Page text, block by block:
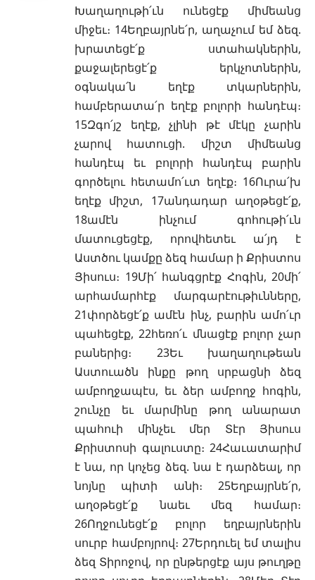
Խաղաղութի՛ւն ունեցէք միմեանց
միջեւ։ 14Եղբայրնե՛ր, աղաչում եմ ձեզ.
խրատեցէ՛ք ստահակներին,
քաջալերեցէ՛ք երկչոտներին,
օգնակա՛ն եղէք տկարներին,
համբերատա՛ր եղէք բոլորի հանդէպ։
15Զգո՛յշ եղէք, չլինի թէ մէկը չարին
չարով հատուցի. միշտ միմեանց
հանդէպ եւ բոլորի հանդէպ բարին
գործելու հետամո՛ւտ եղէք։ 16Ուրա՛խ
եղէք միշտ, 17անդադար աղօթեցէ՛ք,
18ամէն ինչում գոհութի՛ւն
մատուցեցէք, որովհետեւ ա՛յդ է
Աստծու կամքը ձեզ համար ի Քրիստոս
Յիսուս։ 19Մի՛ հանգցրէք Հոգին, 20մի՛
արհամարհէք մարգարէութիւնները,
21փորձեցէ՛ք ամէն ինչ, բարին ամո՛ւր
պահեցէք, 22հեռո՛ւ մնացէք բոլոր չար
բաներից։ 23Եւ խաղաղութեան
Աստուածն ինքը թող սրբացնի ձեզ
ամբողջապէս, եւ ձեր ամբողջ հոգին,
շունչը եւ մարմինը թող անարատ
պահուի մինչեւ մեր Տէր Յիսուս
Քրիստոսի գալուստը։ 24Հաւատարիմ
է նա, որ կոչեց ձեզ. նա է դարձեալ, որ
նոյնը պիտի անի։ 25Եղբայրնե՛ր,
աղօթեցէ՛ք նաեւ մեզ համար։
26Ողջունեցէ՛ք բոլոր եղբայրներին
սուրբ համբոյրով։ 27Երդուել եմ տալիս
ձեզ Տիրոջով, որ ընթերցէք այս թուղթը